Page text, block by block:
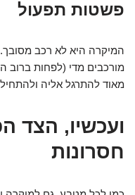
פשטות תפעול
המיקרה היא לא רכב מסובך.
מורכבים מדי (לפחות ברוב
מאוד להתרגל אליה ולהתחיל
ועכשיו, הצד
חסרונות